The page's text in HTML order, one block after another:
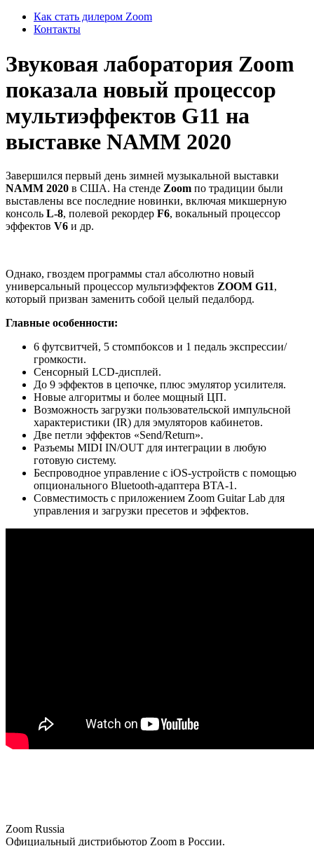
Как стать дилером Zoom
Контакты
Звуковая лаборатория Zoom
показала новый процессор
мультиэффектов G11 на
выставке NAMM 2020
Завершился первый день зимней музыкальной выставки
NAMM 2020 в США. На стенде Zoom по традиции были
выставлены все последние новинки, включая микшерную
консоль L-8, полевой рекордер F6, вокальный процессор
эффектов V6 и др.
Однако, гвоздем программы стал абсолютно новый
универсальный процессор мультиэффектов ZOOM G11,
который призван заменить собой целый педалборд.
Главные особенности:
6 футсвитчей, 5 стомпбоксов и 1 педаль экспрессии/
громкости.
Сенсорный LCD-дисплей.
До 9 эффектов в цепочке, плюс эмулятор усилителя.
Новые алгоритмы и более мощный ЦП.
Возможность загрузки пользовательской импульсной
характеристики (IR) для эмуляторов кабинетов.
Две петли эффектов «Send/Return».
Разъемы MIDI IN/OUT для интеграции в любую
готовую систему.
Беспроводное управление с iOS-устройств с помощью
опционального Bluetooth-адаптера BTA-1.
Совместимость с приложением Zoom Guitar Lab для
управления и загрузки пресетов и эффектов.
Zoom Russia
Официальный дистрибьютор Zoom в России.